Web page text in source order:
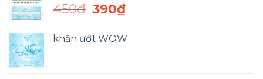
450₫
Giá
450₫.
390₫Giá
hiện
là:
khăn ướt WOW